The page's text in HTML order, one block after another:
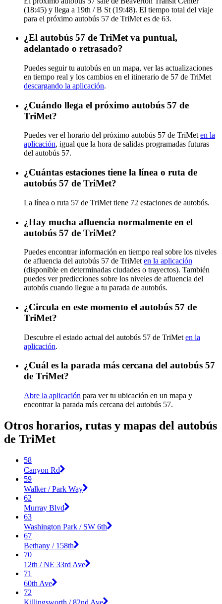
(18:45) y llega a 19th / B St (19:48). El tiempo total del viaje
para el próximo autobús 57 de TriMet es de 63.
¿El autobús 57 de TriMet va puntual,
adelantado o retrasado?
Puedes seguir tu autobús en un mapa, ver las actualizaciones
en tiempo real y los cambios en el itinerario de 57 de TriMet
descargando la aplicación.
¿Cuándo llega el próximo autobús 57 de
TriMet?
Puedes ver el horario del próximo autobús 57 de TriMet en la
aplicación, igual que la hora de salidas programadas futuras
del autobús 57.
¿Cuántas estaciones tiene la línea o ruta de
autobús 57 de TriMet?
La línea o ruta 57 de TriMet tiene 72 estaciones de autobús.
¿Hay mucha afluencia normalmente en el
autobús 57 de TriMet?
Puedes encontrar información en tiempo real sobre los niveles
de afluencia del autobús 57 de TriMet en la aplicación
(disponible en determinadas ciudades o trayectos). También
puedes ver predicciones sobre los niveles de afluencia del
autobús cuando llegue a tu parada de autobús.
¿Circula en este momento el autobús 57 de
TriMet?
Descubre el estado actual del autobús 57 de TriMet en la
aplicación.
¿Cuál es la parada más cercana del autobús 57
de TriMet?
Abre la aplicación para ver tu ubicación en un mapa y
encontrar la parada más cercana del autobús 57.
Otros horarios, rutas y mapas del autobús
de TriMet
58
Canyon Rd
59
Walker / Park Way
62
Murray Blvd
63
Washington Park / SW 6th
67
Bethany / 158th
70
12th / NE 33rd Ave
71
60th Ave
72
Killingsworth / 82nd Ave